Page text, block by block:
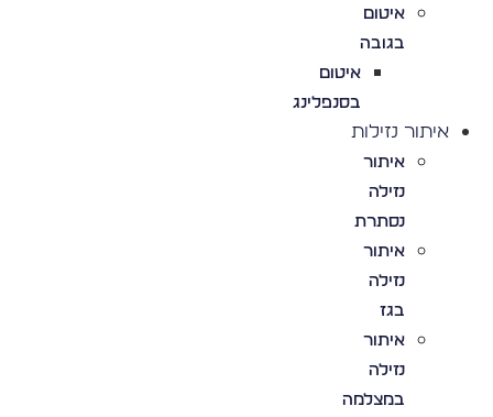
איטום
בגובה
איטום
בסנפלינג
איתור נזילות
איתור
נזילה
נסתרת
איתור
נזילה
בגז
איתור
נזילה
במצלמה